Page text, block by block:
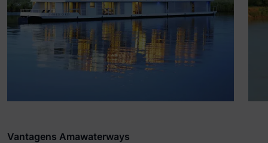
Vantagens Amawaterways